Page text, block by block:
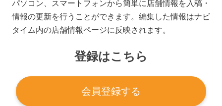
パソコン、スマートフォンから簡単に店舗情報を入稿・
情報の更新を行うことができます。編集した情報はナビ
タイム内の店舗情報ページに反映されます。
登録はこちら
会員登録する